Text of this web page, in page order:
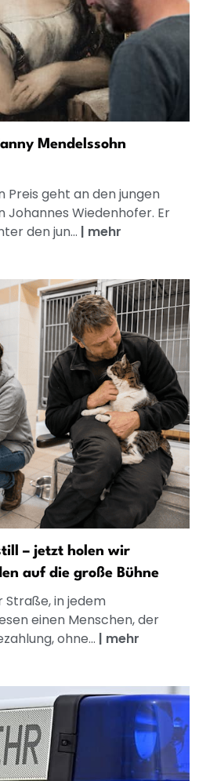
Mendelssohn
Preis geht an den jungen
Johannes Wiedenhofer. Er
den jun... | mehr
– jetzt holen wir
auf die große Bühne
Straße, in jedem
einen Menschen, der
ohne... | mehr